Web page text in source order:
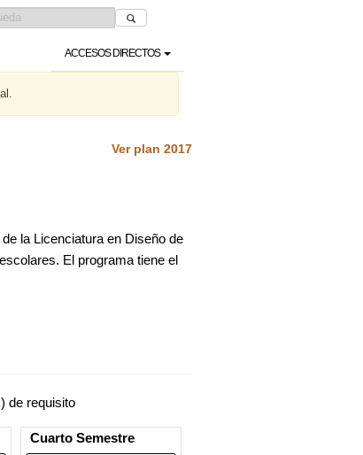
ACCESOS DIRECTOS
Ver plan 2017
la Licenciatura en Diseño de
El programa tiene el
de requisito
Cuarto Semestre